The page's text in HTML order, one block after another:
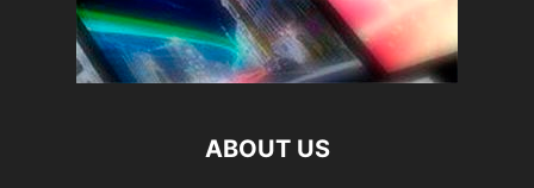
ABOUT US